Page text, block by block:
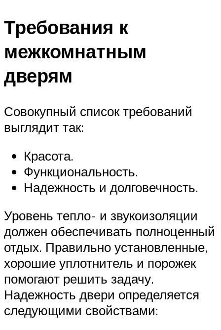
Требования к
межкомнатным
дверям
Совокупный список требований
выглядит так:
Красота.
Функциональность.
Надежность и долговечность.
Уровень тепло- и звукоизоляции
должен обеспечивать полноценный
отдых. Правильно установленные,
хорошие уплотнитель и порожек
помогают решить задачу.
Надежность двери определяется
следующими свойствами: